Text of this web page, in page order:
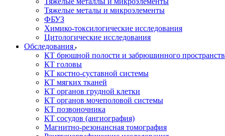
Тяжелые металы и микроэлементы
ФБУЗ
Химико-токсилогические исследования
Цитологические исследования
Обследования
КТ брюшной полости и забрюшинного
КТ головы
КТ костно-суставной системы
КТ мягких тканей
КТ органов грудной клетки
КТ органов мочеполовой системы
КТ позвоночника
КТ сосудов (ангиография)
Магнитно-резонансная томография